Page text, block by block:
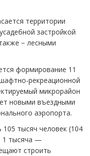
территории
застройкой
− лесными
формирование 11
рекреационной
микрорайон
новыми въездными
аэропорта.
105 тысяч человек (104
1 тысяча —
строить